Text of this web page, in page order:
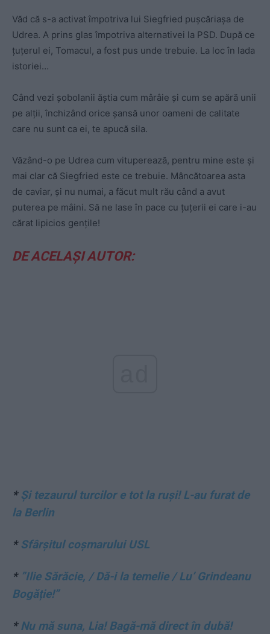
Văd că s-a activat împotriva lui Siegfried pușcăriașa de
Udrea. A prins glas împotriva alternativei la PSD. După ce
țuțerul ei, Tomacul, a fost pus unde trebuie. La loc în lada
istoriei…
Când vezi șobolanii ăștia cum mârâie și cum se apără unii
pe alții, închizând orice șansă unor oameni de calitate
care nu sunt ca ei, te apucă sila.
Văzând-o pe Udrea cum vituperează, pentru mine este și
mai clar că Siegfried este ce trebuie. Mâncătoarea asta
de caviar, și nu numai, a făcut mult rău când a avut
puterea pe mâini. Să ne lase în pace cu țuțerii ei care i-au
cărat lipicios gențile!
DE ACELAȘI AUTOR:
* Și tezaurul turcilor e tot la ruși! L-au furat de
la Berlin
* Sfârșitul coșmarului USL
* ”Ilie Sărăcie, / Dă-i la temelie / Lu’ Grindeanu
Bogăție!”
*Nu mă suna, Lia! Bagă-mă direct în dubă!